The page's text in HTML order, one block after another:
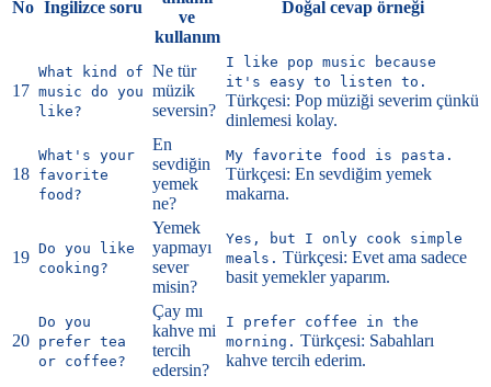
No İngilizce soru
ve
kullanım
Doğal cevap örneği
17
What kind of
music do you
like?
Ne tür
müzik
seversin?
I like pop music because
it's easy to listen to.
Türkçesi: Pop müziği severim çünkü
dinlemesi kolay.
18
What's your
favorite
food?
En
sevdiğin
yemek
ne?
My favorite food is pasta.
Türkçesi: En sevdiğim yemek
makarna.
19 Do you like
cooking?
Yemek
yapmayı
sever
misin?
Yes, but I only cook simple
meals. Türkçesi: Evet ama sadece
basit yemekler yaparım.
20
Do you
prefer tea
or coffee?
Çay mı
kahve mi
tercih
edersin?
I prefer coffee in the
morning. Türkçesi: Sabahları
kahve tercih ederim.